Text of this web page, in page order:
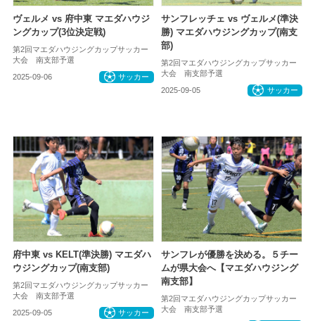
ヴェルメ vs 府中東 マエダハウジ
ングカップ(3位決定戦)
第2回マエダハウジングカップサッカー
大会 南支部予選
2025-09-06 サッカー
サンフレッチェ vs ヴェルメ(準決
勝) マエダハウジングカップ(南支
部)
第2回マエダハウジングカップサッカー
大会 南支部予選
2025-09-05 サッカー
府中東 vs KELT(準決勝) マエダハ
ウジングカップ(南支部)
第2回マエダハウジングカップサッカー
大会 南支部予選
2025-09-05 サッカー
サンフレが優勝を決める。５チー
ムが県大会へ【マエダハウジング
南支部】
第2回マエダハウジングカップサッカー
大会 南支部予選